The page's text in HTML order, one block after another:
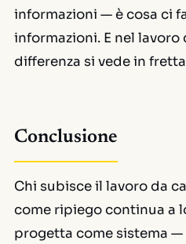
informazioni — è cosa ci
informazioni. E nel lavoro
differenza si vede in
Conclusione
Chi subisce il lavoro da
come ripiego continua a
progetta come sistema —